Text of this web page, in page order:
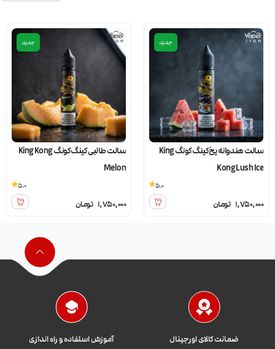
جدید
سالت هندوانه یخ کینگ کونگ King
Kong Lush Ice
1,750,000 تومان
5.0
جدید
سالت طالبی کینگ کونگ King Kong
Melon
1,750,000 تومان
5.0
ضمانت کالای اورجینال آموزش استفاده و راه اندازی